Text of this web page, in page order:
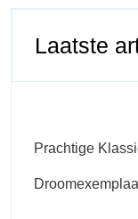
Laatste
Prachtige